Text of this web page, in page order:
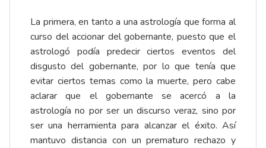
La primera, en tanto a una astrología que forma al
curso del accionar del gobernante, puesto que el
astrologó podía predecir ciertos eventos del
disgusto del gobernante, por lo que tenía que
evitar ciertos temas como la muerte, pero cabe
aclarar que el gobernante se acercó a la
astrología no por ser un discurso veraz, sino por
ser una herramienta para alcanzar el éxito. Así
mantuvo distancia con un prematuro rechazo y